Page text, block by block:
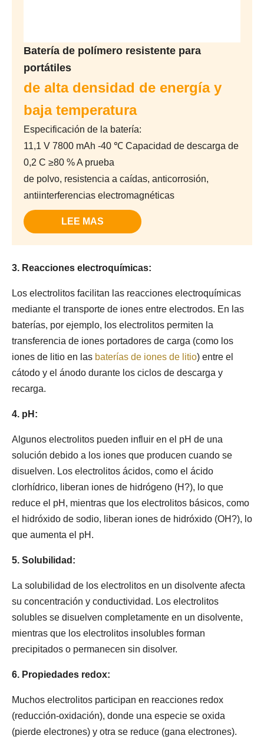
Batería de polímero resistente para
portátiles
de alta densidad de energía y
baja temperatura
Especificación de la batería:
11,1 V 7800 mAh -40 ℃ Capacidad de descarga de
0,2 C ≥80 % A prueba
de polvo, resistencia a caídas, anticorrosión,
antiinterferencias electromagnéticas
LEE MAS
3. Reacciones electroquímicas:
Los electrolitos facilitan las reacciones electroquímicas
mediante el transporte de iones entre electrodos. En las
baterías, por ejemplo, los electrolitos permiten la
transferencia de iones portadores de carga (como los
iones de litio en las baterías de iones de litio) entre el
cátodo y el ánodo durante los ciclos de descarga y
recarga.
4. pH:
Algunos electrolitos pueden influir en el pH de una
solución debido a los iones que producen cuando se
disuelven. Los electrolitos ácidos, como el ácido
clorhídrico, liberan iones de hidrógeno (H?), lo que
reduce el pH, mientras que los electrolitos básicos, como
el hidróxido de sodio, liberan iones de hidróxido (OH?), lo
que aumenta el pH.
5. Solubilidad:
La solubilidad de los electrolitos en un disolvente afecta
su concentración y conductividad. Los electrolitos
solubles se disuelven completamente en un disolvente,
mientras que los electrolitos insolubles forman
precipitados o permanecen sin disolver.
6. Propiedades redox:
Muchos electrolitos participan en reacciones redox
(reducción-oxidación), donde una especie se oxida
(pierde electrones) y otra se reduce (gana electrones).